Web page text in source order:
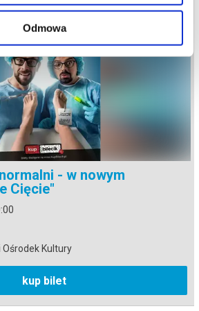
Odmowa
- w nowym
Cięcie"
Ośrodek Kultury
kup bilet